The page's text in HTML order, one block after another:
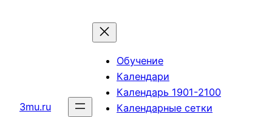
3mu.ru
Обучение
Календари
Календарь 1901-2100
Календарные сетки